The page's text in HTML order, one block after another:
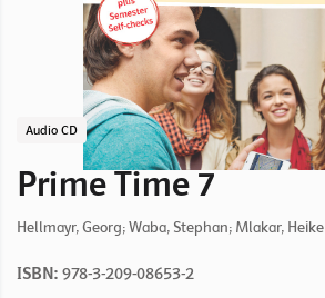
Audio CD
Prime Time 7
Hellmayr, Georg; Waba, Stephan; Mlakar, Heike
ISBN: 978-3-209-08653-2